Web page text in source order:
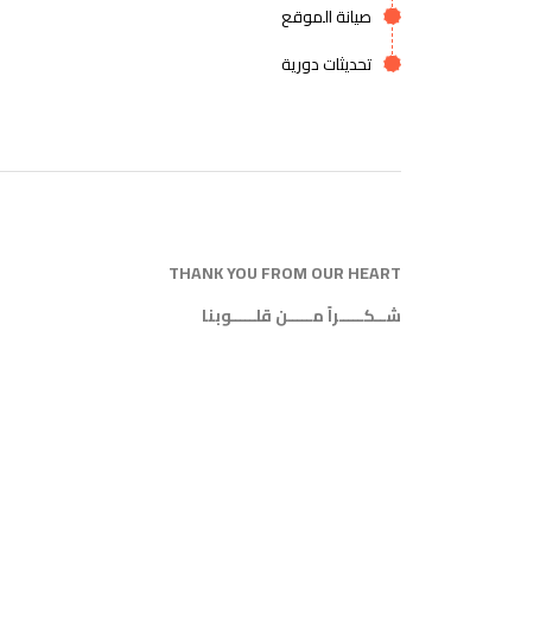
صيانة الموقع
تحديثات دورية
THANK YOU FROM OUR HEART
شــكـــــراً مـــــن قلـــــوبنا